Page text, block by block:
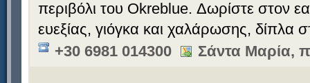
περιβόλι του Okreblue. Δωρίστε στον
ευεξίας, γιόγκα και χαλάρωσης, δίπλα
+30 6981 014300
Σάντα Μαρία,